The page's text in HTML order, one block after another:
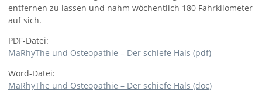
entfernen zu lassen und nahm wöchentlich 180 Fahrkilometer
auf sich.
PDF-Datei:
MaRhyThe und Osteopathie – Der schiefe Hals (pdf)
Word-Datei:
MaRhyThe und Osteopathie – Der schiefe Hals (doc)